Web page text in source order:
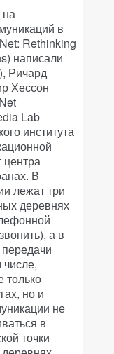
на
в
Rethinking
написали
Ричард
Хессон
Lab
института
центра
В
лежат три
деревнях
а в
только
но и
не
в
точки